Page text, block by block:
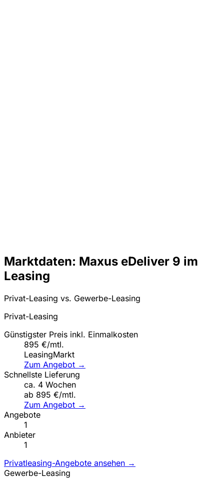
Marktdaten: Maxus eDeliver 9 im
Leasing
Privat-Leasing vs. Gewerbe-Leasing
Privat-Leasing
Günstigster Preis inkl. Einmalkosten
895 €/mtl.
LeasingMarkt
Zum Angebot →
Schnellste Lieferung
ca. 4 Wochen
ab 895 €/mtl.
Zum Angebot →
Angebote
1
Anbieter
1
Privatleasing-Angebote ansehen →
Gewerbe-Leasing